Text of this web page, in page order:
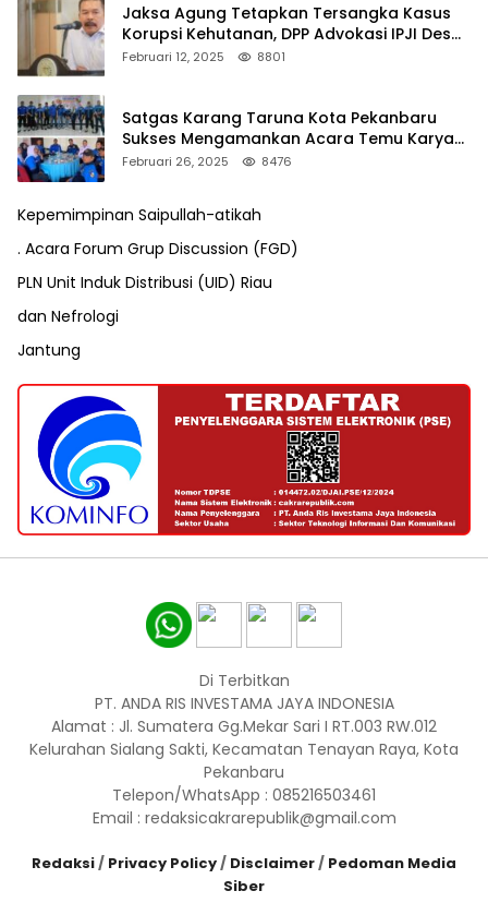
Jaksa Agung Tetapkan Tersangka Kasus
Korupsi Kehutanan, DPP Advokasi IPJI Desak
Pengusutan Pajak RAPP
Februari 12, 2025 8801
Satgas Karang Taruna Kota Pekanbaru
Sukses Mengamankan Acara Temu Karya
VII Karang Taruna Pekanbaru
Februari 26, 2025 8476
Kepemimpinan Saipullah-atikah
. Acara Forum Grup Discussion (FGD)
PLN Unit Induk Distribusi (UID) Riau
dan Nefrologi
Jantung
Di Terbitkan
PT. ANDA RIS INVESTAMA JAYA INDONESIA
Alamat : Jl. Sumatera Gg.Mekar Sari I RT.003 RW.012
Kelurahan Sialang Sakti, Kecamatan Tenayan Raya, Kota
Pekanbaru
Telepon/WhatsApp : 085216503461
Email : redaksicakrarepublik@gmail.com
Redaksi/ Privacy Policy/ Disclaimer/ Pedoman Media
Siber